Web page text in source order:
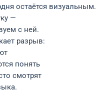
остаётся визуальным.
—
с ней.
разрыв:
понять
смотрят